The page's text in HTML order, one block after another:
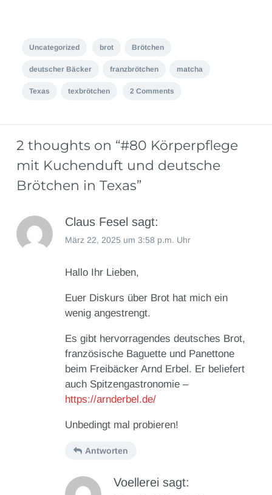
Uncategorized brot Brötchen
deutscher Bäcker franzbrötchen matcha
Texas texbrötchen 2 Comments
2 thoughts on “#80 Körperpflege
mit Kuchenduft und deutsche
Brötchen in Texas”
Claus Fesel sagt:
März 22, 2025 um 3:58 p.m. Uhr
Hallo Ihr Lieben,
Euer Diskurs über Brot hat mich ein
wenig angestrengt.
Es gibt hervorragendes deutsches Brot,
französische Baguette und Panettone
beim Freibäcker Arnd Erbel. Er beliefert
auch Spitzengastronomie –
https://arnderbel.de/
Unbedingt mal probieren!
Antworten
Voellerei sagt: